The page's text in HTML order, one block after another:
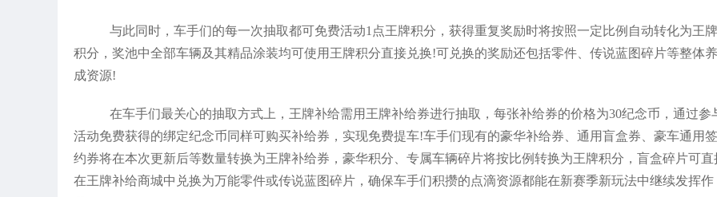
与此同时，车手们的每一次抽取都可免费活动1点王牌积分，获得重复奖励时将按照一定比例自动转化为王牌
积分，奖池中全部车辆及其精品涂装均可使用王牌积分直接兑换!可兑换的奖励还包括零件、传说蓝图碎片等整体养
成资源!
在车手们最关心的抽取方式上，王牌补给需用王牌补给券进行抽取，每张补给券的价格为30纪念币，通过参
活动免费获得的绑定纪念币同样可购买补给券，实现免费提车!车手们现有的豪华补给券、通用盲盒券、豪车通用签
约券将在本次更新后等数量转换为王牌补给券，豪华积分、专属车辆碎片将按比例转换为王牌积分，盲盒碎片可直
在王牌补给商城中兑换为万能零件或传说蓝图碎片，确保车手们积攒的点滴资源都能在新赛季新玩法中继续发挥作